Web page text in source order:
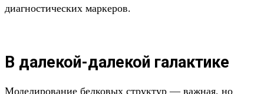
диагностических маркеров.
В далекой-далекой галактике
Моделирование белковых структур — важная, но